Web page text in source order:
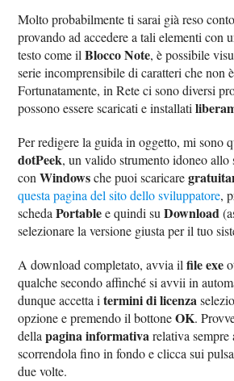
Molto probabilmente ti sarai già reso
provando ad accedere a tali elementi con
testo come ilBlocco Note, è possibile
serie incomprensibile di caratteri che non
Fortunatamente, in Rete ci sono diversi
possono essere scaricati e installati
Per redigere la guida in oggetto, mi sono
dotPeek, un valido strumento idoneo allo
conWindowsche puoi scaricare
questa pagina del sito dello sviluppatore,
schedaPortablee quindi suDownload
selezionare la versione giusta per il tuo
A download completato, avvia ilfile exe
qualche secondo affinché si avvii in
dunque accetta itermini di licenza
opzione e premendo il bottoneOK.
dellapagina informativarelativa
scorrendola fino in fondo e clicca sui
due volte.